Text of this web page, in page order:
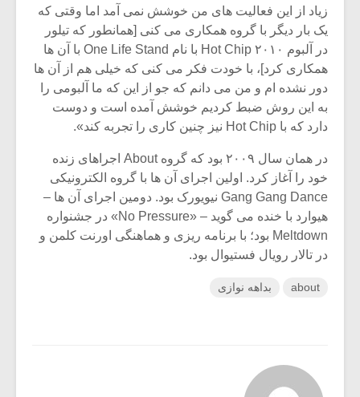
زیاد از این فعالیت های من خوشش نمی آمد اما وقتی که
یک بار دیگر با گروه همکاری می کنی [همانطور که تیلور
در آلبوم ۲۰۱۰ Hot Chip با نام One Life Stand با آن ها
همکاری کرد]، با خودت فکر می کنی که خیلی هم از آن ها
دور نشده ام و من می دانم که جو از این که ما آلبومی را
به این روش ضبط کردیم خوشش آمده است و دوست
دارد که با Hot Chip نیز چنین کاری را تجربه کند».
در همان سال ۲۰۰۹ بود که گروه About اجراهای زنده
خود را آغاز کرد. اولین اجرای آن ها با گروه الکترونیکی
Gang Gang Dance نیویورک بود. دومین اجرای آن ها –
هیوارد با خنده می گوید – «No Pressure» در جشنواره
Meltdown بود؛ با برنامه ریزی و هماهنگی اورنت کلمن و
در تالار رویال فستیوال بود.
about بداهه نوازی